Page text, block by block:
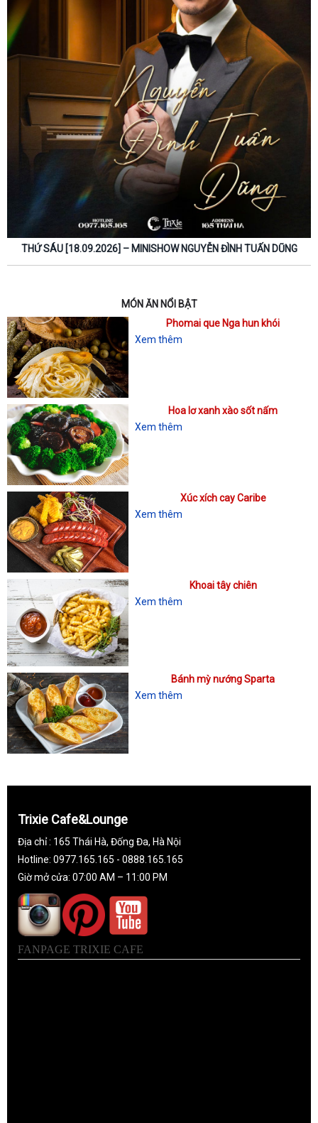
THỨ SÁU [18.09.2026] – MINISHOW NGUYỄN ĐÌNH TUẤN DŨNG
MÓN ĂN NỔI BẬT
Phomai que Nga hun khói
Xem thêm
Hoa lơ xanh xào sốt nấm
Xem thêm
Xúc xích cay Caribe
Xem thêm
Khoai tây chiên
Xem thêm
Bánh mỳ nướng Sparta
Xem thêm
Trixie Cafe&Lounge
Địa chỉ : 165 Thái Hà, Đống Đa, Hà Nội
Hotline: 0977.165.165 - 0888.165.165
Giờ mở cửa: 07:00 AM – 11:00 PM
FANPAGE TRIXIE CAFE